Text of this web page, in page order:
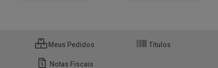
Meus Pedidos Títulos
Notas Fiscais